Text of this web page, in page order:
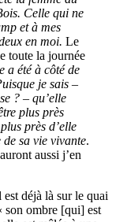
Celle qui ne
et à mes
en moi. Le
toute la journée
a été à côté de
je sais –
? – qu’elle
plus près
près d’elle
de sa vie vivante.
aussi j’en
déjà là sur le quai
ombre [qui] est